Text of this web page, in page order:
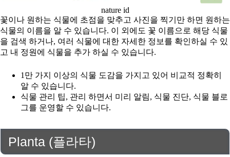
nature id
꽃이나 원하는 식물에 초점을 맞추고 사진을 찍기만 하면 원하는
식물의 이름을 알 수 있습니다. 이 외에도 꽃 이름으로 해당 식물
을 검색 하거나, 여러 식물에 대한 자세한 정보를 확인하실 수 있
고 내 정원에 식물을 추가 하실 수 있습니다.
1만 가지 이상의 식물 도감을 가지고 있어 비교적 정확히
알 수 있습니다.
식물 관리 팁, 관리 하면서 미리 알림, 식물 진단, 식물 블로
그를 운영할 수 있습니다.
Planta (플라타)